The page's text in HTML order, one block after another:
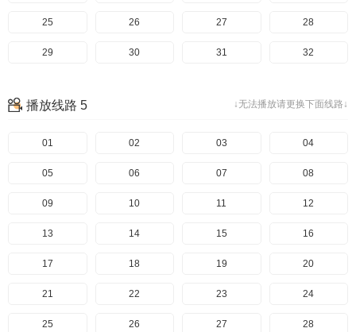
25 26 27 28
29 30 31 32
↓无法播放请更换下面线路↓
播放线路 5
01 02 03 04
05 06 07 08
09 10 11 12
13 14 15 16
17 18 19 20
21 22 23 24
25 26 27 28